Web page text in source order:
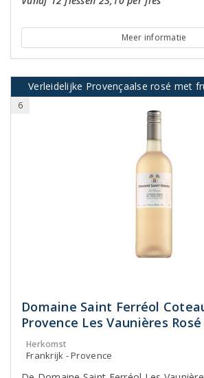
Meer informatie
Verleidelijke Provençaalse rosé met
6
Domaine Saint Ferréol
Provence Les Vaunières Rosé
Herkomst
Frankrijk - Provence